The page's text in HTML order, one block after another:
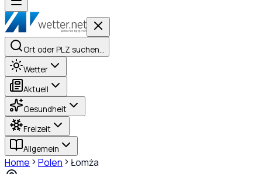
Ort oder PLZ suchen…
Wetter
Aktuell
Gesundheit
Freizeit
Allgemein
Home Polen Łomża